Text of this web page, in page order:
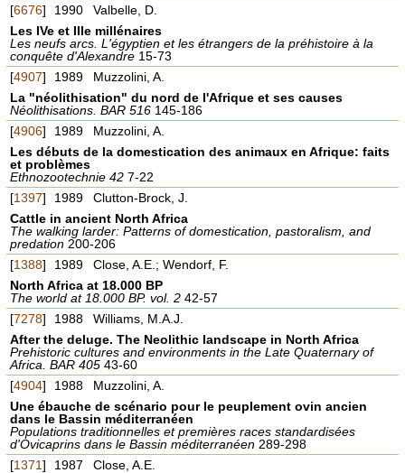
[6676] 1990
Valbelle, D.
Les IVe et IIIe millénaires
Les neufs arcs. L'égyptien et les étrangers de la préhistoire à la
conquête d'Alexandre 15-73
[4907] 1989
Muzzolini, A.
La "néolithisation" du nord de l'Afrique et ses causes
Néolithisations. BAR 516 145-186
[4906] 1989
Muzzolini, A.
Les débuts de la domestication des animaux en Afrique: faits
et problèmes
Ethnozootechnie 42 7-22
[1397] 1989
Clutton-Brock, J.
Cattle in ancient North Africa
The walking larder: Patterns of domestication, pastoralism, and
predation 200-206
[1388] 1989
Close, A.E.; Wendorf, F.
North Africa at 18.000 BP
The world at 18.000 BP. vol. 242-57
[7278] 1988
Williams, M.A.J.
After the deluge. The Neolithic landscape in North Africa
Prehistoric cultures and environments in the Late Quaternary of
Africa. BAR 40543-60
[4904] 1988
Muzzolini, A.
Une ébauche de scénario pour le peuplement ovin ancien
dans le Bassin méditerranéen
Populations traditionnelles et premières races standardisées
d'Ovicaprins dans le Bassin méditerranéen 289-298
[1371] 1987
Close, A.E.